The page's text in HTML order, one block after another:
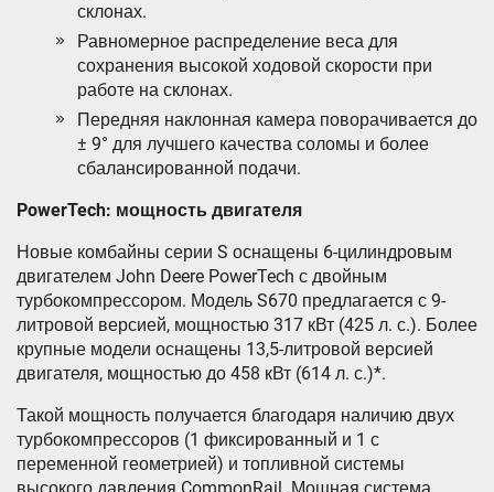
склонах.
Равномерное распределение веса для
сохранения высокой ходовой скорости при
работе на склонах.
Передняя наклонная камера поворачивается до
± 9° для лучшего качества соломы и более
сбалансированной подачи.
PowerTech: мощность двигателя
Новые комбайны серии S оснащены 6-цилиндровым
двигателем John Deere PowerTech с двойным
турбокомпрессором. Модель S670 предлагается с 9-
литровой версией, мощностью 317 кВт (425 л. с.). Более
крупные модели оснащены 13,5-литровой версией
двигателя, мощностью до 458 кВт (614 л. с.)*.
Такой мощность получается благодаря наличию двух
турбокомпрессоров (1 фиксированный и 1 с
переменной геометрией) и топливной системы